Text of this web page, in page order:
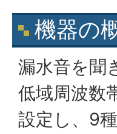
機器の
漏水音を聞
低域周波数
設定し、9